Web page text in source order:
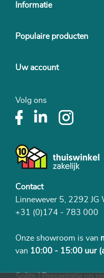
Informatie
Populaire producten
Uw account
Volg ons
Contact
Linnewever 5, 2292 JG
+31 (0)174 - 783 000
Onze showroom is van
van 10:00 - 15:00 uur
Solits | Presentatie op